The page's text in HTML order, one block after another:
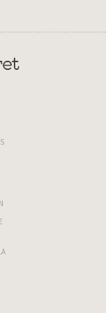
retrouver
à suivre dans
permis
au Code de la